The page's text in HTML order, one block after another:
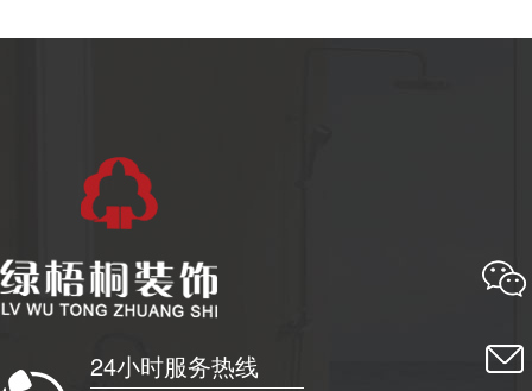
24小时服务热线